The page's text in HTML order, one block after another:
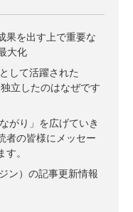
果を出す上で重要な
大化
して活躍された
立したのはなぜです
り」を広げていき
者の皆様にメッセー
。
ン）の記事更新情報